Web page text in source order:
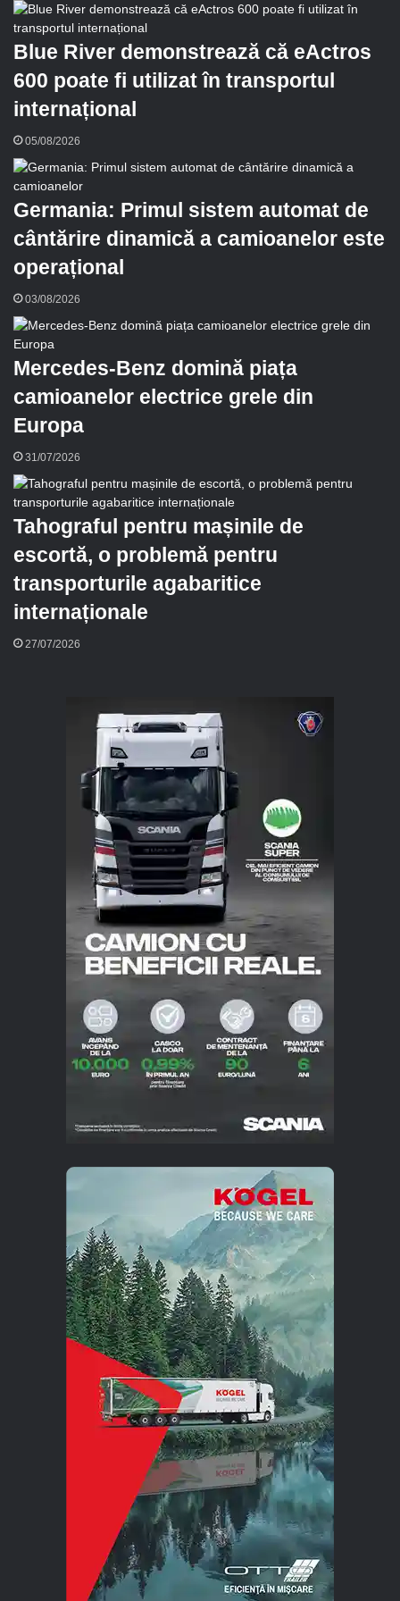
m
a
l
Blue River demonstrează că eActros
600 poate fi utilizat în transportul
internațional
05/08/2026
Germania: Primul sistem automat de
cântărire dinamică a camioanelor este
operațional
03/08/2026
Mercedes-Benz domină piața
camioanelor electrice grele din
Europa
31/07/2026
Tahograful pentru mașinile de
escortă, o problemă pentru
transporturile agabaritice
internaționale
27/07/2026